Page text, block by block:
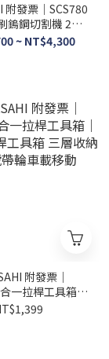
附發票｜SCS780
鎢鋼切割機 21V
鋸 無刷冷切機
~ NT$4,300
附發票｜
一拉桿工具箱｜
工具箱 三層收納